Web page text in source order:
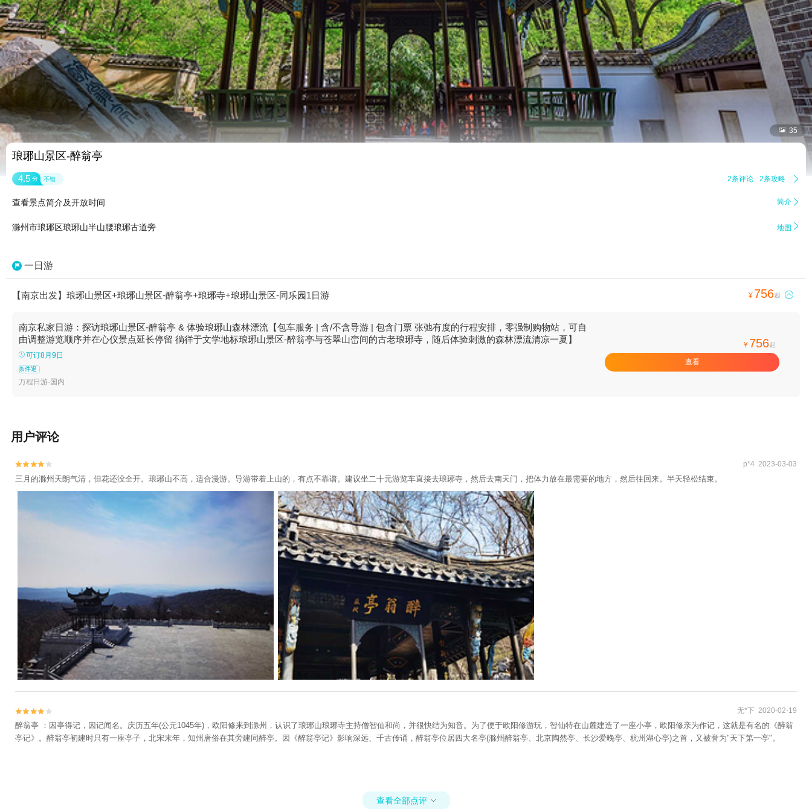
 35
琅琊山景区-醉翁亭
4.5 分 不错 2条评论 2条攻略 
查看景点简介及开放时间 简介 
滁州市琅琊区琅琊山半山腰琅琊古道旁 地图 
一日游
【南京出发】琅琊山景区+琅琊山景区-醉翁亭+琅琊寺+琅琊山景区-同乐园1日游 ¥ 756起 
南京私家日游：探访琅琊山景区-醉翁亭 & 体验琅琊山森林漂流【包车服务 | 含/不含导游 | 包含门票 张弛有度的行程安排，零强制购物站，可自
由调整游览顺序并在心仪景点延长停留 徜徉于文学地标琅琊山景区-醉翁亭与苍翠山峦间的古老琅琊寺，随后体验刺激的森林漂流清凉一夏】
可订8月9日
条件退
万程日游-国内
¥ 756起
查看
用户评论

 p*4 2023-03-03
三月的滁州天朗气清，但花还没全开。琅琊山不高，适合漫游。导游带着上山的，有点不靠谱。建议坐二十元游览车直接去琅琊寺，然后去南天门，把体力放在最需要的地方，然后往回来。半天轻松结束。

 无*下 2020-02-19
醉翁亭 ：因亭得记，因记闻名。庆历五年(公元1045年)，欧阳修来到滁州，认识了琅琊山琅琊寺主持僧智仙和尚，并很快结为知音。为了便于欧阳修游玩，智仙特在山麓建造了一座小亭，欧阳修亲为作记，这就是有名的《醉翁
亭记》。醉翁亭初建时只有一座亭子，北宋末年，知州唐俗在其旁建同醉亭。因《醉翁亭记》影响深远、千古传诵，醉翁亭位居四大名亭(滁州醉翁亭、北京陶然亭、长沙爱晚亭、杭州湖心亭)之首，又被誉为"天下第一亭"。
查看全部点评 